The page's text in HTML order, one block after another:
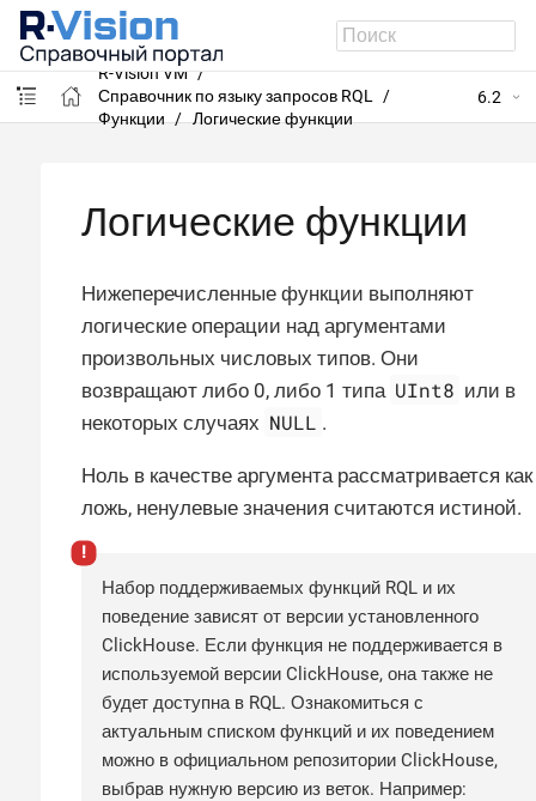
R-Vision VM
Справочник по языку запросов RQL
Функции
Логические функции
6.2
Логические функции
Нижеперечисленные функции выполняют
логические операции над аргументами
произвольных числовых типов. Они
возвращают либо 0, либо 1 типа UInt8 или в
некоторых случаях NULL .
Ноль в качестве аргумента рассматривается как
ложь, ненулевые значения считаются истиной.
Набор поддерживаемых функций RQL и их
поведение зависят от версии установленного
ClickHouse. Если функция не поддерживается в
используемой версии ClickHouse, она также не
будет доступна в RQL. Ознакомиться с
актуальным списком функций и их поведением
можно в официальном репозитории ClickHouse,
выбрав нужную версию из веток. Например: